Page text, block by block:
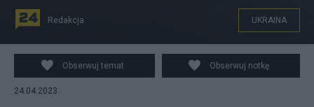
Ukraińcy dokonali nalotu dronów na Krym. (fot. Twitter)
Redakcja UKRAINA
Obserwuj temat Obserwuj notkę
24.04.2023